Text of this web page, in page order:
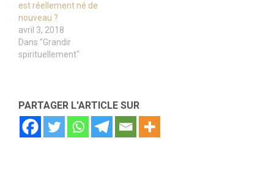
est réellement né de
nouveau ?
avril 3, 2018
Dans "Grandir
spirituellement"
PARTAGER L'ARTICLE SUR